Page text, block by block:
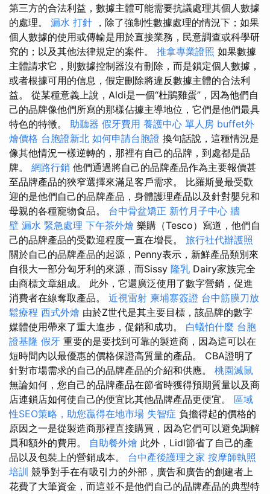
第三方的合法利益，數據主體可能需要抗議處理其個人數據
的處理。 漏水 打針 ，除了強制性數據處理的情況下；如果
個人數據的使用或傳輸是用於直接業務，民意調查或科學研
究的；以及其他法律規定的案件。 推拿專業證照 如果數據
主體請求它，則數據控制器沒有刪除，而是鎖定個人數據，
或者根據可用的信息，假定刪除將違反數據主體的合法利
益。 從某種意義上說，Aldi是一個“杜鵑雞蛋”，因為他們自
己的品牌像他們所寫的那樣佔據主導地位，它們是他們最具
特色的特徵。 助聽器 假牙費用 養護中心 單人房 buffet外
燴價格 台胞證新北 如何申請台胞證 換句話說，這種情況是
像其他情況一樣逆轉的，那裡有自己的品牌，到處都是品
牌。 網路行銷 他們通過將自己的品牌產品作為主要報價甚
至品牌產品的狹窄選擇來滿足客戶需求。 比羅斯曼最受歡
迎的是他們自己的品牌產品，身體護理產品以及針對嬰兒和
母親的各種寵物食品。 台中骨盆矯正 新竹月子中心 牆
壁 漏水 緊急處理 下午茶外燴 樂購（Tesco）寫道，他們自
己的品牌產品的受歡迎程度一直在增長。 旅行社代辦護照
關於自己的品牌產品的起源，Penny表示，新鮮產品類別來
自很大一部分匈牙利的來源，而Sissy 隆乳 Dairy家族完全
由商標文章組成。 此外，它還廣泛使用了數字營銷，促進
消費者在線奪取產品。 近視雷射 柬埔寨簽證 台中筋膜刀放
鬆療程 西式外燴 由於Z世代是其主要目標，該品牌的數字
媒體使用帶來了重大進步，促銷和成功。 白蟻怕什麼 台胞
證基隆 假牙 重要的是要找到可靠的製造商，因為這可以在
短時間內以最優惠的價格保證高質量的產品。 CBA證明了
針對市場需求的自己的品牌產品的介紹和供應。 桃園滅鼠
無論如何，您自己的品牌產品在節省時獲得預期質量以及商
店連鎖店如何使自己的便宜比其他品牌產品更便宜。 區域
性SEO策略，助您贏得在地市場 失智症 負擔得起的價格的
原因之一是從製造商那裡直接購買，因為它們可以避免調解
員和額外的費用。 自助餐外燴 此外，Lidl節省了自己的產
品以及包裝上的營銷成本。 台中產後護理之家 按摩師執照
培訓 競爭對手在有吸引力的外部，廣告和廣告的創建者上
花費了大筆資金，而這並不是他們自己的品牌產品的典型特